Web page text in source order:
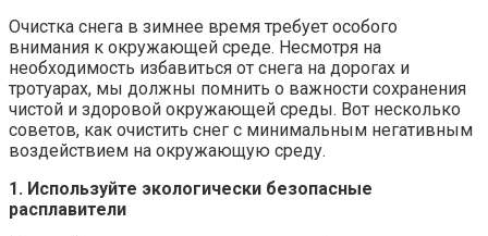
Очистка снега в зимнее время требует особого
внимания к окружающей среде. Несмотря на
необходимость избавиться от снега на дорогах и
тротуарах, мы должны помнить о важности сохранения
чистой и здоровой окружающей среды. Вот несколько
советов, как очистить снег с минимальным негативным
воздействием на окружающую среду.
1. Используйте экологически безопасные
расплавители